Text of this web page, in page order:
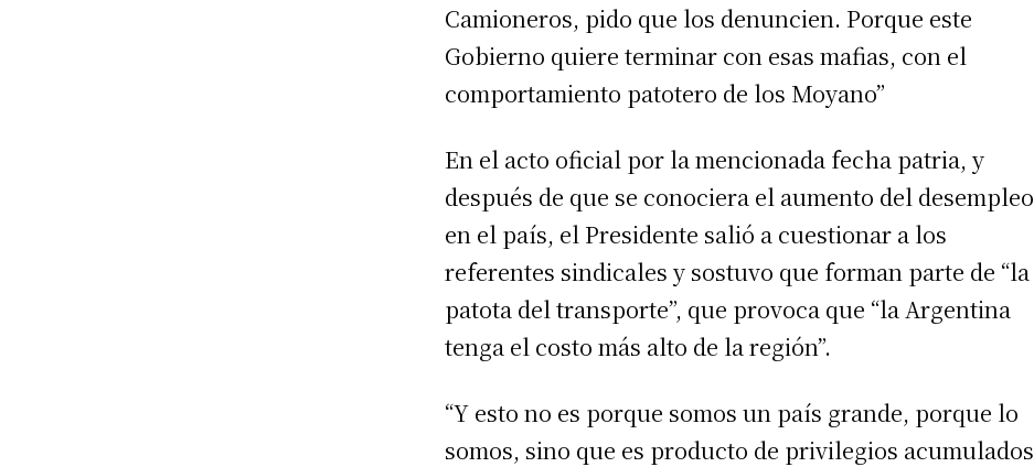
Camioneros, pido que los denuncien. Porque este
Gobierno quiere terminar con esas mafias, con el
comportamiento patotero de los Moyano”
En el acto oficial por la mencionada fecha patria, y
después de que se conociera el aumento del desempleo
en el país, el Presidente salió a cuestionar a los
referentes sindicales y sostuvo que forman parte de “la
patota del transporte”, que provoca que “la Argentina
tenga el costo más alto de la región”.
“Y esto no es porque somos un país grande, porque lo
somos, sino que es producto de privilegios acumulados